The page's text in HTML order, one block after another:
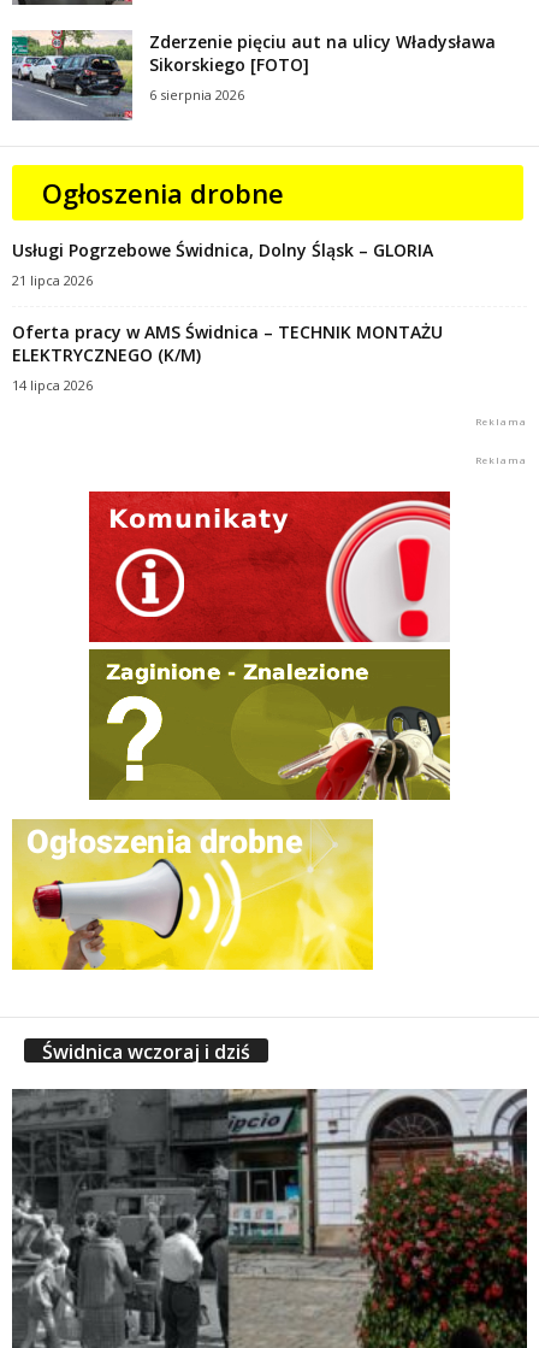
Zderzenie pięciu aut na ulicy Władysława
Sikorskiego [FOTO]
6 sierpnia 2026
Ogłoszenia drobne
Usługi Pogrzebowe Świdnica, Dolny Śląsk – GLORIA
21 lipca 2026
Oferta pracy w AMS Świdnica – TECHNIK MONTAŻU
ELEKTRYCZNEGO (K/M)
14 lipca 2026
Świdnica wczoraj i dziś